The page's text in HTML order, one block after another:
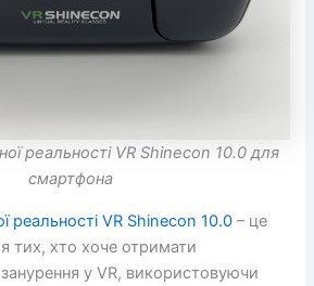
реальності VR Shinecon 10.0 для
смартфона
реальності VR Shinecon 10.0 – це
тих, хто хоче отримати
у VR, використовуючи